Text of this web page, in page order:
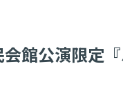
館公演限定『